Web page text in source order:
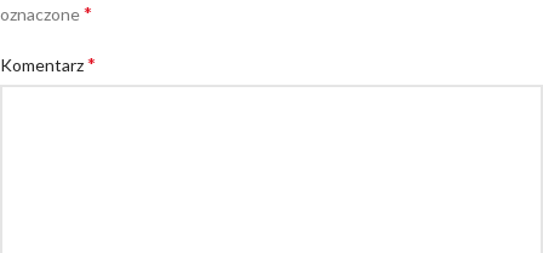
oznaczone*
Komentarz*